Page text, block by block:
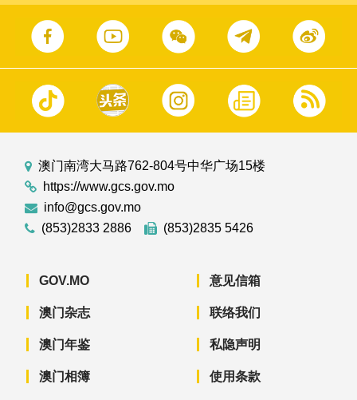
澳门南湾大马路762-804号中华广场15楼
https://www.gcs.gov.mo
info@gcs.gov.mo
(853)2833 2886
(853)2835 5426
GOV.MO
澳门杂志
澳门年鉴
澳门相簿
意见信箱
联络我们
私隐声明
使用条款